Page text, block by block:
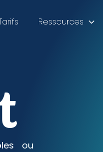
Ressources
ou